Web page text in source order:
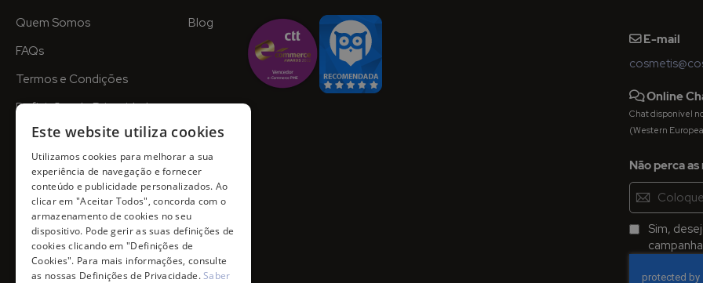
Quem Somos
FAQs
Termos e Condições
Definições de Privacidade
Blog
E-mail
Online
Chat disponível
(Western
Não perca
Inscreva-
se
na
Newsletter:
Sim,
Este website utiliza cookies
Utilizamos cookies para melhorar a sua
experiência de navegação e fornecer
conteúdo e publicidade personalizados. Ao
clicar em "Aceitar Todos", concorda com o
armazenamento de cookies no seu
dispositivo. Pode gerir as suas definições de
cookies clicando em "Definições de
Cookies". Para mais informações, consulte
as nossas Definições de Privacidade.Saber